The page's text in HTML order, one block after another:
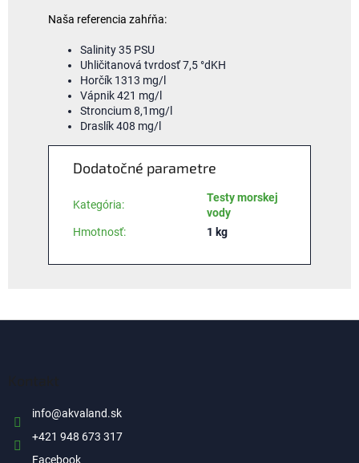
Naša referencia zahŕňa:
Salinity 35 PSU
Uhličitanová tvrdosť 7,5 °dKH
Horčík 1313 mg/l
Vápnik 421 mg/l
Stroncium 8,1mg/l
Draslík 408 mg/l
Dodatočné parametre
Kategória:
Testy morskej
vody
Hmotnosť: 1 kg
info@akvaland.sk
+421 948 673 317
Facebook